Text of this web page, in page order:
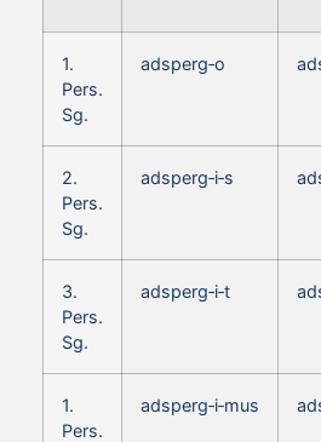
1.
Pers.
Sg.
adsperg‑o
2.
Pers.
Sg.
adsperg‑i‑s
3.
Pers.
Sg.
adsperg‑i‑t
1.
Pers.
adsperg‑i‑mus